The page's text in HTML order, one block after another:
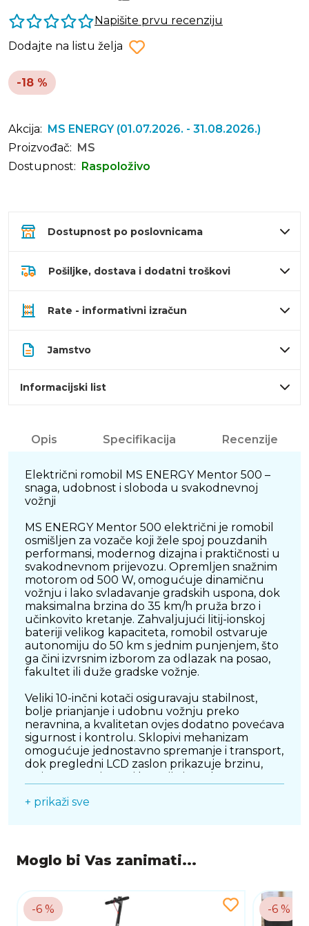
Napišite prvu recenziju
Dodajte na listu želja
-18 %
Akcija: MS ENERGY (01.07.2026. - 31.08.2026.)
Proizvođač:
MS
Dostupnost:
Raspoloživo
Dostupnost po poslovnicama
Pošiljke, dostava i dodatni troškovi
Rate - informativni izračun
Jamstvo
Informacijski list
Opis Specifikacija Recenzije
Električni romobil MS ENERGY Mentor 500 –
snaga, udobnost i sloboda u svakodnevnoj
vožnji
MS ENERGY Mentor 500 električni je romobil
osmišljen za vozače koji žele spoj pouzdanih
performansi, modernog dizajna i praktičnosti u
svakodnevnom prijevozu. Opremljen snažnim
motorom od 500 W, omogućuje dinamičnu
vožnju i lako svladavanje gradskih uspona, dok
maksimalna brzina do 35 km/h pruža brzo i
učinkovito kretanje. Zahvaljujući litij-ionskoj
bateriji velikog kapaciteta, romobil ostvaruje
autonomiju do 50 km s jednim punjenjem, što
ga čini izvrsnim izborom za odlazak na posao,
fakultet ili duže gradske vožnje.
Veliki 10-inčni kotači osiguravaju stabilnost,
bolje prianjanje i udobnu vožnju preko
neravnina, a kvalitetan ovjes dodatno povećava
sigurnost i kontrolu. Sklopivi mehanizam
omogućuje jednostavno spremanje i transport,
dok pregledni LCD zaslon prikazuje brzinu,
mobilnom aplikacijom omogućuje dodatnu
Čvrsta konstrukcija, moderna tamnosiva
ENERGY Mentor 500 odličnim izborom za
svakodnevnu gradsku mobilnost. Kombinacija
dugog dometa, snažnog motora i naprednih
+ prikaži sve
Moglo bi Vas zanimati...
-6 % -6 %